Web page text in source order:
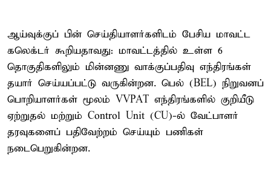
ஆய்வுக்குப் பின் செய்தியாளர்களிடம் பேசிய மாவட்ட
கலெக்டர் கூறியதாவது: மாவட்டத்தில் உள்ள 6
தொகுதிகளிலும் மின்னணு வாக்குப்பதிவு எந்திரங்கள்
தயார் செய்யப்பட்டு வருகின்றன. பெல் (BEL) நிறுவனப்
பொறியாளர்கள் மூலம் VVPAT எந்திரங்களில் குறியீடு
ஏற்றுதல் மற்றும் Control Unit (CU)-ல் வேட்பாளர்
தரவுகளைப் பதிவேற்றம் செய்யும் பணிகள்
நடைபெறுகின்றன.